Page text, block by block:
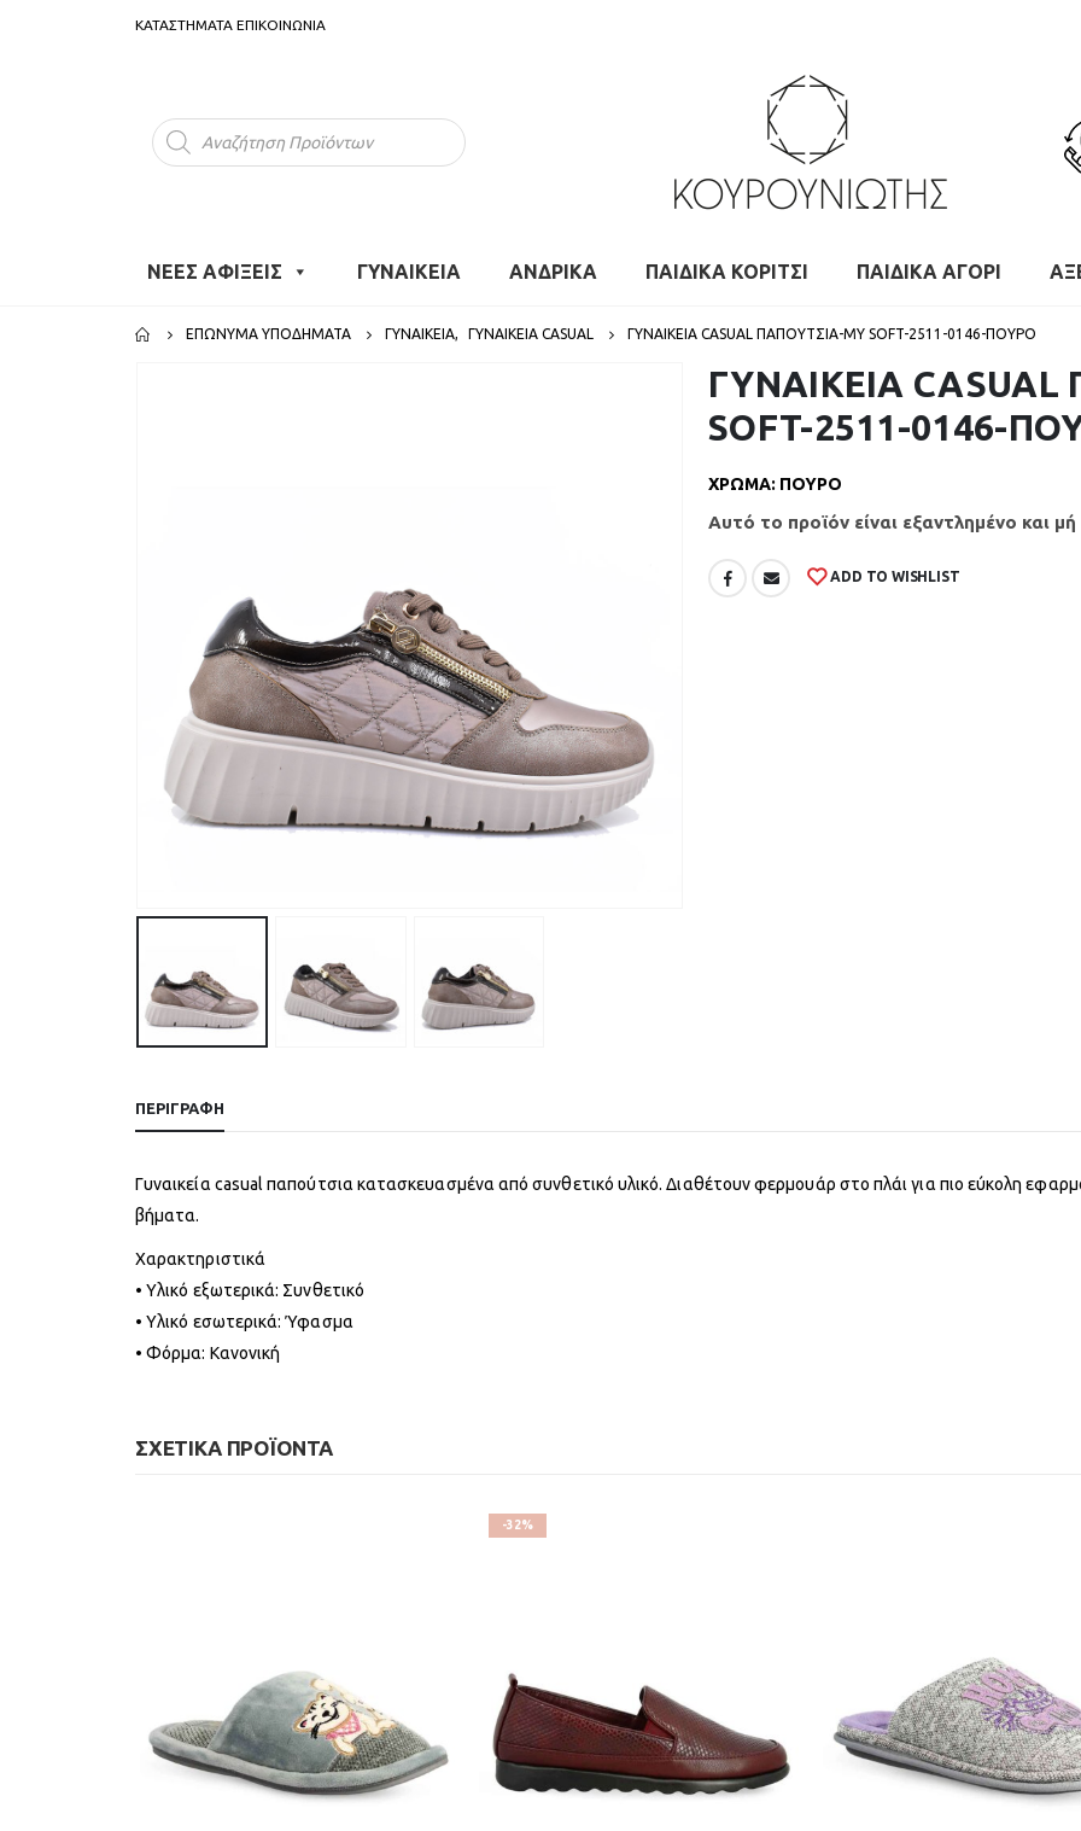
ΚΑΤΑΣΤΗΜΑΤΑ ΕΠΙΚΟΙΝΩΝΙΑ
Products
search
ΝΕΕΣ ΑΦΙΞΕΙΣ ΓΥΝΑΙΚΕΙΑ ΑΝΔΡΙΚΑ ΠΑΙΔΙΚΑ ΚΟΡΙΤΣΙ ΠΑΙΔΙΚΑ ΑΓΟΡΙ
ΕΠΏΝΥΜΑ ΥΠΟΔΉΜΑΤΑ ΓΥΝΑΙΚΕΙΑ, ΓΥΝΑΙΚΕΊΑ CASUAL ΓΥΝΑΙΚΕΙΑ CASUAL ΠΑΠΟΥΤΣΙΑ-MY SOFT-2511-0146-ΠΟΥΡΟ
ΓΥΝΑΙΚΕΙΑ
SOFT-2511-0146-
ΧΡΩΜΑ: ΠΟΥΡΟ
Αυτό το προϊόν είναι εξαντλημένο και
ADD TO WISHLIST
ΠΕΡΙΓΡΑΦΉ
Γυναικεία casual παπούτσια κατασκευασμένα από συνθετικό υλικό. Διαθέτουν φερμουάρ στο πλάι για πιο εύκολη
βήματα.
Χαρακτηριστικά
• Υλικό εξωτερικά: Συνθετικό
• Υλικό εσωτερικά: Ύφασμα
• Φόρμα: Κανονική
ΣΧΕΤΙΚΆ ΠΡΟΪΌΝΤΑ
-32%